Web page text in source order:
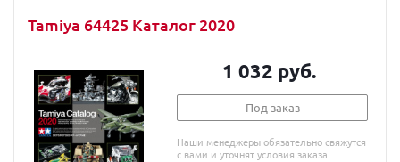
Tamiya 64425 Каталог 2020
1 032 руб.
Под заказ
Наши менеджеры обязательно свяжутся
с вами и уточнят условия заказа